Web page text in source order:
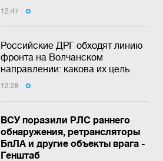
12:47
Российские ДРГ обходят линию
фронта на Волчанском
направлении: какова их цель
12:28
ВСУ поразили РЛС раннего
обнаружения, ретрансляторы
БпЛА и другие объекты врага -
Генштаб